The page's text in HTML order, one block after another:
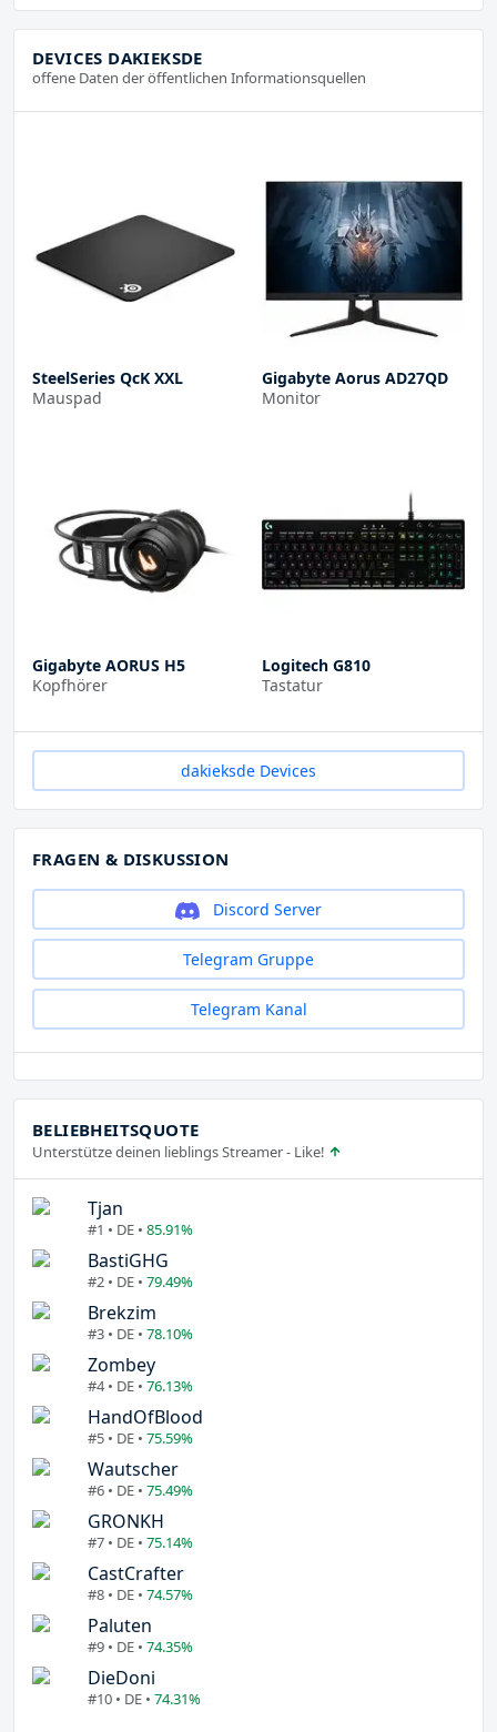
DEVICES DAKIEKSDE
offene Daten der öffentlichen Informationsquellen
SteelSeries QcK XXL
Mauspad
Gigabyte Aorus AD27QD
Monitor
Gigabyte AORUS H5
Kopfhörer
Logitech G810
Tastatur
dakieksde Devices
FRAGEN & DISKUSSION
Discord Server
Telegram Gruppe
Telegram Kanal
BELIEBHEITSQUOTE
Unterstütze deinen lieblings Streamer - Like!
Tjan
#1 • DE • 85.91%
BastiGHG
#2 • DE • 79.49%
Brekzim
#3 • DE • 78.10%
Zombey
#4 • DE • 76.13%
HandOfBlood
#5 • DE • 75.59%
Wautscher
#6 • DE • 75.49%
GRONKH
#7 • DE • 75.14%
CastCrafter
#8 • DE • 74.57%
Paluten
#9 • DE • 74.35%
DieDoni
#10 • DE • 74.31%